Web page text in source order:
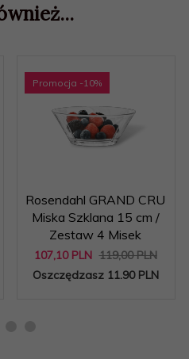
Promocja -10%
Rosendahl GRAND CRU
Miska Szklana 15 cm /
Zestaw 4 Misek
107,10 PLN 119,00 PLN
Oszczędzasz 11.90 PLN